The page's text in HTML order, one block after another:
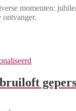
momenten: